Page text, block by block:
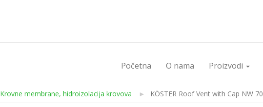
Početna O nama Proizvodi
Krovne membrane, hidroizolacija krovova ► KÖSTER Roof Vent with Cap NW 70